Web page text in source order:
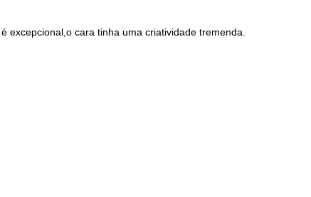
excepcional,o cara tinha uma criatividade tremenda.